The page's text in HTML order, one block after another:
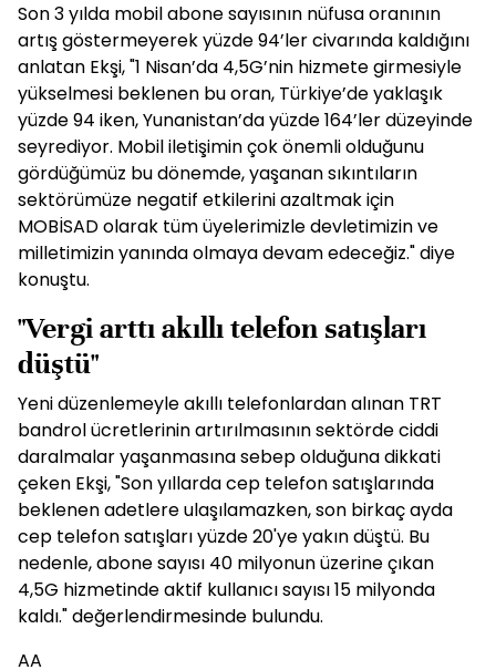
Son 3 yılda mobil abone sayısının nüfusa oranının
artış göstermeyerek yüzde 94’ler civarında kaldığını
anlatan Ekşi, "1 Nisan’da 4,5G’nin hizmete girmesiyle
yükselmesi beklenen bu oran, Türkiye’de yaklaşık
yüzde 94 iken, Yunanistan’da yüzde 164’ler düzeyinde
seyrediyor. Mobil iletişimin çok önemli olduğunu
gördüğümüz bu dönemde, yaşanan sıkıntıların
sektörümüze negatif etkilerini azaltmak için
MOBİSAD olarak tüm üyelerimizle devletimizin ve
milletimizin yanında olmaya devam edeceğiz." diye
konuştu.
"Vergi arttı akıllı telefon satışları
düştü"
Yeni düzenlemeyle akıllı telefonlardan alınan TRT
bandrol ücretlerinin artırılmasının sektörde ciddi
daralmalar yaşanmasına sebep olduğuna dikkati
çeken Ekşi, "Son yıllarda cep telefon satışlarında
beklenen adetlere ulaşılamazken, son birkaç ayda
cep telefon satışları yüzde 20'ye yakın düştü. Bu
nedenle, abone sayısı 40 milyonun üzerine çıkan
4,5G hizmetinde aktif kullanıcı sayısı 15 milyonda
kaldı." değerlendirmesinde bulundu.
AA